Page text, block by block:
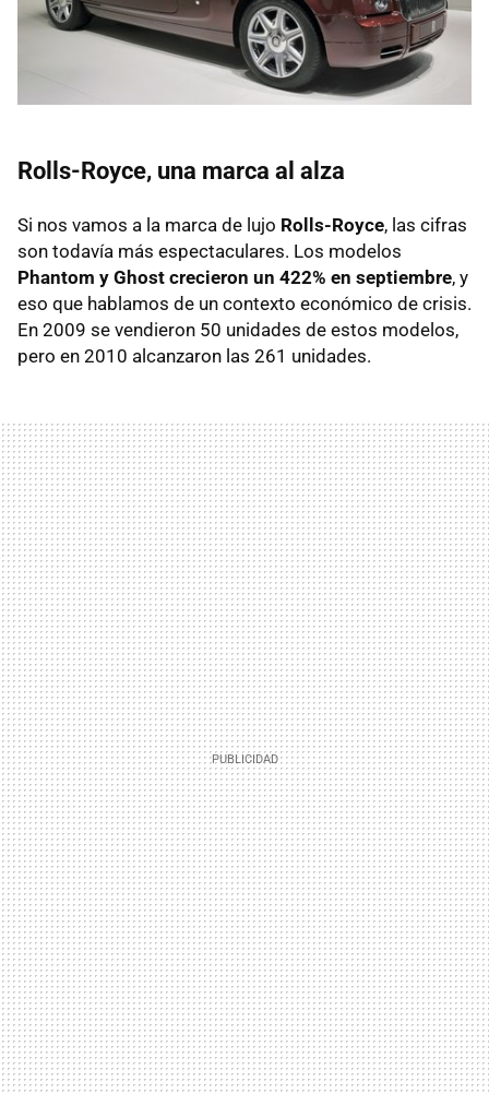
Rolls-Royce, una marca al alza
Si nos vamos a la marca de lujo Rolls-Royce, las cifras
son todavía más espectaculares. Los modelos
Phantom y Ghost crecieron un 422% en septiembre, y
eso que hablamos de un contexto económico de crisis.
En 2009 se vendieron 50 unidades de estos modelos,
pero en 2010 alcanzaron las 261 unidades.